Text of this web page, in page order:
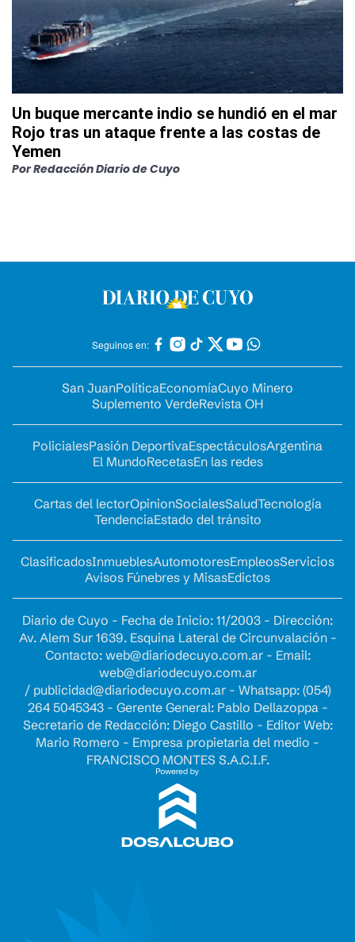
Un buque mercante indio se hundió en el mar
Rojo tras un ataque frente a las costas de
Yemen
PorRedacción Diario de Cuyo
Seguinos en:
San JuanPolíticaEconomíaCuyo Minero
Suplemento VerdeRevista OH
PolicialesPasión DeportivaEspectáculosArgentina
El MundoRecetasEn las redes
Cartas del lectorOpinionSocialesSaludTecnología
TendenciaEstado del tránsito
ClasificadosInmueblesAutomotoresEmpleosServicios
Avisos Fúnebres y MisasEdictos
Diario de Cuyo - Fecha de Inicio: 11/2003 - Dirección:
Av. Alem Sur 1639. Esquina Lateral de Circunvalación -
Contacto: web@diariodecuyo.com.ar- Email:
web@diariodecuyo.com.ar
/ publicidad@diariodecuyo.com.ar- Whatsapp: (054)
264 5045343 - Gerente General: Pablo Dellazoppa -
Secretario de Redacción: Diego Castillo - Editor Web:
Mario Romero - Empresa propietaria del medio -
FRANCISCO MONTES S.A.C.I.F.